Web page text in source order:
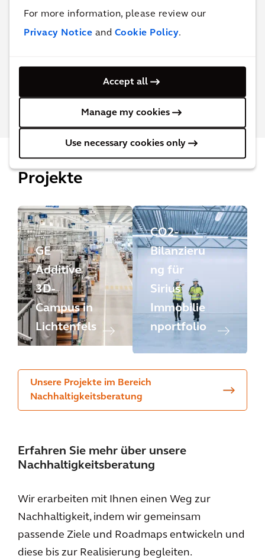
For more information, please review our
Privacy Notice and Cookie Policy.
Accept all
Manage my cookies
Use necessary cookies only
Projekte
GE
Additive
3D-
Campus in
Lichtenfels
CO2-
Bilanzieru
ng für
Sirius
Immobilie
nportfolio
Unsere Projekte im Bereich
Nachhaltigkeitsberatung
Erfahren Sie mehr über unsere
Nachhaltigkeitsberatung
Wir erarbeiten mit Ihnen einen Weg zur
Nachhaltigkeit, indem wir gemeinsam
passende Ziele und Roadmaps entwickeln und
diese bis zur Realisierung begleiten.